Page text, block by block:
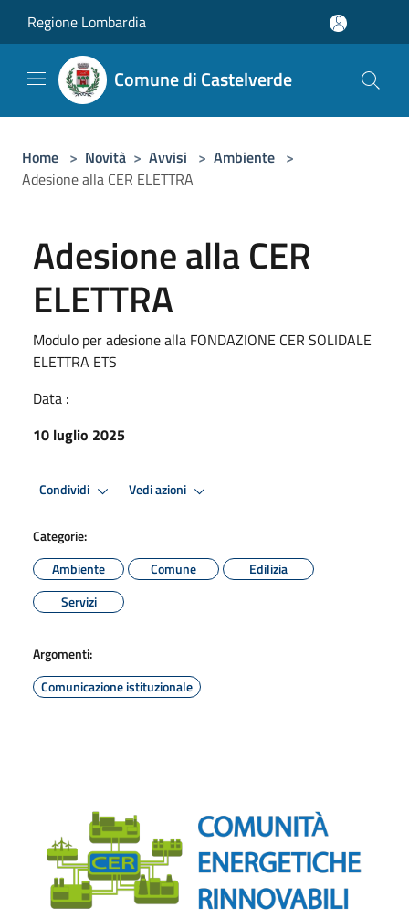
Regione Lombardia
Comune di Castelverde
Home > Novità > Avvisi > Ambiente >
Adesione alla CER ELETTRA
Adesione alla CER
ELETTRA
Modulo per adesione alla FONDAZIONE CER SOLIDALE
ELETTRA ETS
Data :
10 luglio 2025
Condividi Vedi azioni
Categorie:
Ambiente
Comune
Edilizia
Servizi
Argomenti:
Comunicazione istituzionale